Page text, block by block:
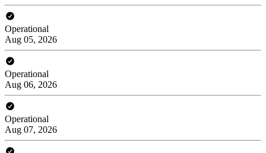
Operational
Aug 05, 2026
Operational
Aug 06, 2026
Operational
Aug 07, 2026